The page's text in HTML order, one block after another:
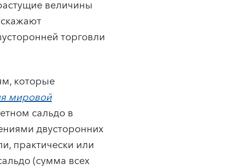
величины
торговли
которые
мировой
сальдо в
двусторонних
практически или
(сумма всех